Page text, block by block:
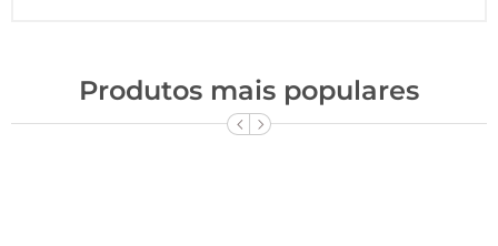
Produtos mais populares